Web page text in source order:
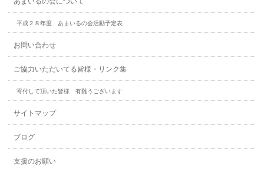
平成２８年度 あまいるの会活動予定表
お問い合わせ
ご協力いただいてる皆様・リンク集
寄付して頂いた皆様 有難うございます
サイトマップ
ブログ
支援のお願い